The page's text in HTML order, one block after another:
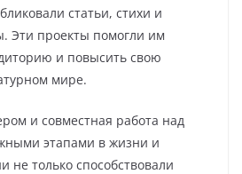
статьи, стихи и
Эти проекты помогли им
и повысить свою
мире.
и совместная работа над
этапами в жизни и
не только способствовали